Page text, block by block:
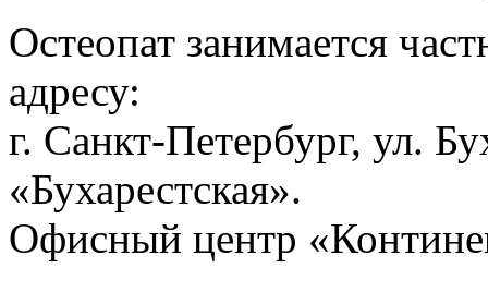
Остеопат занимается
адресу:
г. Санкт-Петербург, ул.
«Бухарестская».
Офисный центр